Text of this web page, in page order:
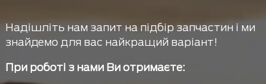
Надішліть нам запит на підбір запчастин і ми
знайдемо для вас найкращий варіант!
При роботі з нами Ви отримаєте: